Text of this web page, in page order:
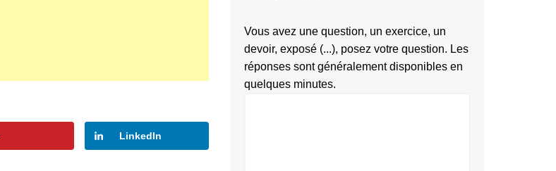
LinkedIn
Vous avez une question, un exercice, un
devoir, exposé (...), posez votre question. Les
réponses sont généralement disponibles en
quelques minutes.